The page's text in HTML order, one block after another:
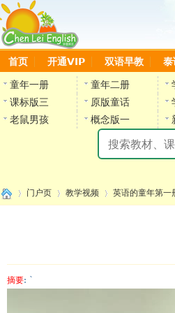
首页 开通VIP 双语早教 泰
童年一册 童年二册
课标版三
原版童话
老鼠男孩
概念版一
陈雷
门户页 教学视频 英语的童年第一
摘要: `